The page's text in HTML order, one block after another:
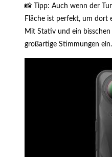
📸 Tipp: Auch wenn der
Fläche ist perfekt, um dort
Mit Stativ und ein
großartige Stimmungen ein.